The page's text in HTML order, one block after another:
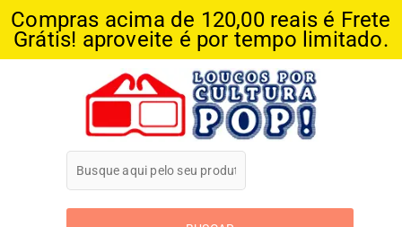
Compras acima de 120,00 reais é Frete
Grátis! aproveite é por tempo limitado.
Loucos Por
Cultura Pop